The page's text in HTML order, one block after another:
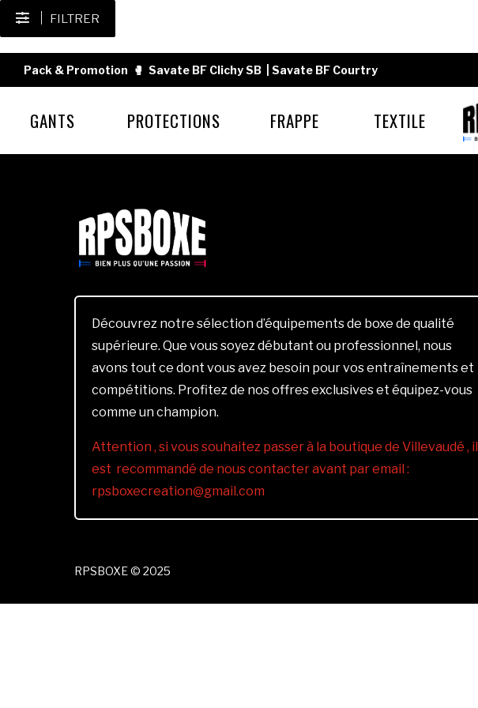
FILTRER
Pack & Promotion 🥊 Savate BF Clichy SB Savate BF Courtry
GANTS PROTECTIONS FRAPPE TEXTILE
Découvrez notre sélection d’équipements de boxe de qualité
supérieure. Que vous soyez débutant ou professionnel, nous
avons tout ce dont vous avez besoin pour vos entraînements et
compétitions. Profitez de nos offres exclusives et équipez-vous
comme un champion.
Attention , si vous souhaitez passer à la boutique de Villevaudé , il
est recommandé de nous contacter avant par email :
rpsboxecreation@gmail.com
RPSBOXE © 2025